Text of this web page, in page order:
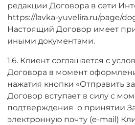
редакции Договора в сети
https://lavka-yuvelira.ru/page/
Настоящий Договор имеет
иными документами.
1.6. Клиент соглашается с
Договора в момент
нажатия кнопки «Отправить
Договор вступает в силу с
подтверждения о принятии
электронную почту (е-mail)